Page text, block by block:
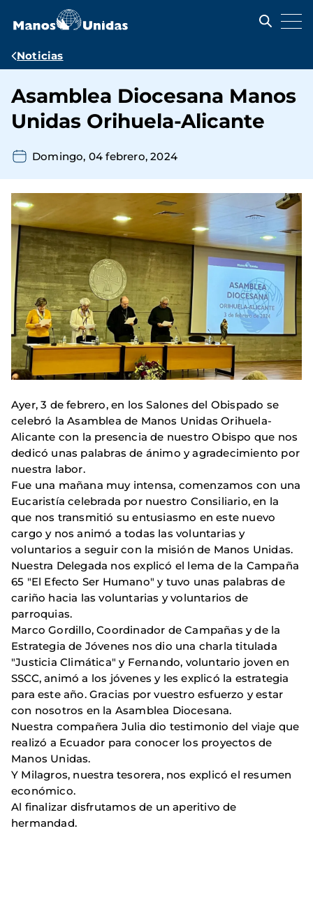
contenido
Ruta
navegación
Noticias
Asamblea Diocesana Manos
Unidas Orihuela-Alicante
Domingo, 04 febrero, 2024
Ayer, 3 de febrero, en los Salones del Obispado se
celebró la Asamblea de Manos Unidas Orihuela-
Alicante con la presencia de nuestro Obispo que nos
dedicó unas palabras de ánimo y agradecimiento por
nuestra labor.
Fue una mañana muy intensa, comenzamos con una
Eucaristía celebrada por nuestro Consiliario, en la
que nos transmitió su entusiasmo en este nuevo
cargo y nos animó a todas las voluntarias y
voluntarios a seguir con la misión de Manos Unidas.
Nuestra Delegada nos explicó el lema de la Campaña
65 "El Efecto Ser Humano" y tuvo unas palabras de
cariño hacia las voluntarias y voluntarios de
parroquias.
Marco Gordillo, Coordinador de Campañas y de la
Estrategia de Jóvenes nos dio una charla titulada
"Justicia Climática" y Fernando, voluntario joven en
SSCC, animó a los jóvenes y les explicó la estrategia
para este año. Gracias por vuestro esfuerzo y estar
con nosotros en la Asamblea Diocesana.
Nuestra compañera Julia dio testimonio del viaje que
realizó a Ecuador para conocer los proyectos de
Manos Unidas.
Y Milagros, nuestra tesorera, nos explicó el resumen
económico.
Al finalizar disfrutamos de un aperitivo de
hermandad.